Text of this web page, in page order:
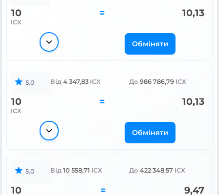
10
ICX
= 10,13
Обміняти
5.0 Від 4 347,83 ICX До 986 786,79 ICX
10
ICX
= 10,13
Обміняти
5.0 Від 10 558,71 ICX До 422 348,57 ICX
10 = 9,47